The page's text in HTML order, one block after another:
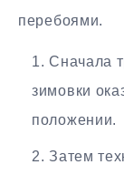
перебоями.
Сначала
зимовки
положении.
Затем